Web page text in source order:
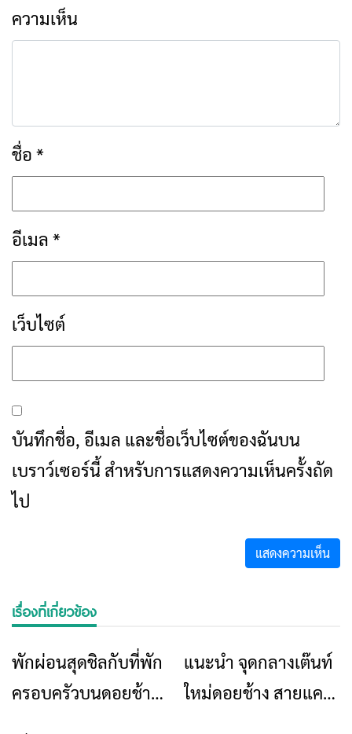
ความเห็น
ชื่อ *
อีเมล *
เว็บไซต์
บันทึกชื่อ, อีเมล และชื่อเว็บไซต์ของฉันบน
เบราว์เซอร์นี้ สำหรับการแสดงความเห็นครั้งถัด
ไป
เรื่องที่เกี่ยวข้อง
ท่องเที่ยว ร้านอาหารที่พัก
พักผ่อนสุดชิลกับที่พัก
ครอบครัวบนดอยช้าง
ท่องเที่ยว ร้านอาหารที่พัก
แนะนำ จุดกลางเต๊นท์
ใหม่ดอยช้าง สายแคม